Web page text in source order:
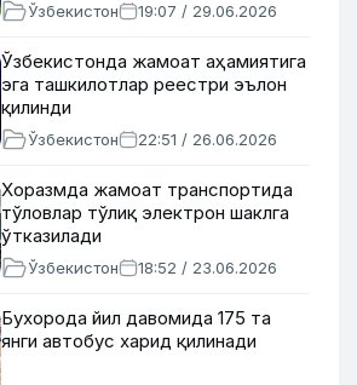
Ўзбекистон 19:07 / 29.06.2026
Ўзбекистонда жамоат аҳамиятига
эга ташкилотлар реестри эълон
қилинди
Ўзбекистон 22:51 / 26.06.2026
Хоразмда жамоат транспортида
тўловлар тўлиқ электрон шаклга
ўтказилади
Ўзбекистон 18:52 / 23.06.2026
Бухорода йил давомида 175 та
янги автобус харид қилинади